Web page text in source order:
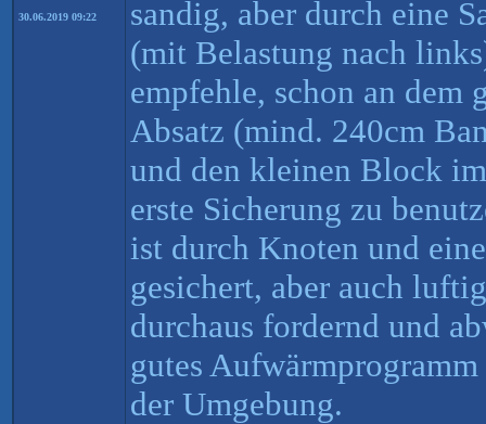
30.06.2019 09:22
sandig, aber durch eine
(mit Belastung nach
empfehle, schon an dem
Absatz (mind. 240cm
und den kleinen Block
erste Sicherung zu
ist durch Knoten und
gesichert, aber auch
durchaus fordernd und
gutes
der Umgebung.